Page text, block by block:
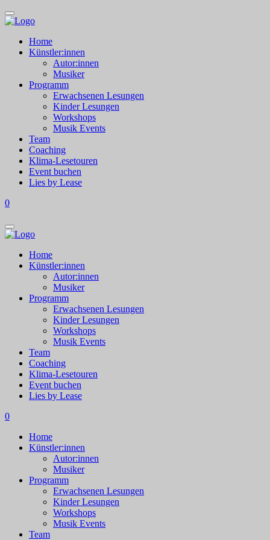
Home
Künstler:innen
Autor:innen
Musiker
Programm
Erwachsenen Lesungen
Kinder Lesungen
Workshops
Musik Events
Team
Coaching
Klima-Lesetouren
Event buchen
Lies by Lease
0
Home
Künstler:innen
Autor:innen
Musiker
Programm
Erwachsenen Lesungen
Kinder Lesungen
Workshops
Musik Events
Team
Coaching
Klima-Lesetouren
Event buchen
Lies by Lease
0
Home
Künstler:innen
Autor:innen
Musiker
Programm
Erwachsenen Lesungen
Kinder Lesungen
Workshops
Musik Events
Team